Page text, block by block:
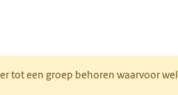
tot een groep behoren waarvoor wel